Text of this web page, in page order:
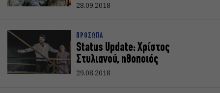
28.09.2018
ΠΡΟΣΩΠΑ
Status Update: Χρίστος
Στυλιανού, ηθοποιός
29.08.2018